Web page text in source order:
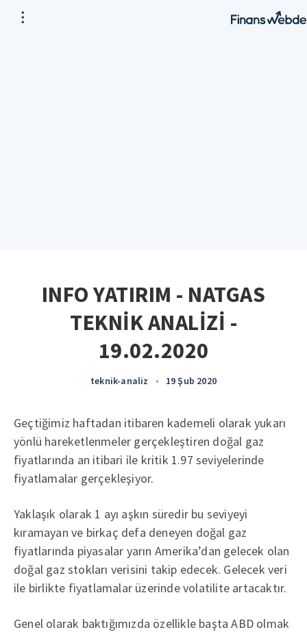
INFO YATIRIM - NATGAS
TEKNİK ANALİZİ -
19.02.2020
teknik-analiz • 19 Şub 2020
Geçtiğimiz haftadan itibaren kademeli olarak yukarı
yönlü hareketlenmeler gerçekleştiren doğal gaz
fiyatlarında an itibari ile kritik 1.97 seviyelerinde
fiyatlamalar gerçekleşiyor.
Yaklaşık olarak 1 ayı aşkın süredir bu seviyeyi
kıramayan ve birkaç defa deneyen doğal gaz
fiyatlarında piyasalar yarın Amerika’dan gelecek olan
doğal gaz stokları verisini takip edecek. Gelecek veri
ile birlikte fiyatlamalar üzerinde volatilite artacaktır.
Genel olarak baktığımızda özellikle başta ABD olmak